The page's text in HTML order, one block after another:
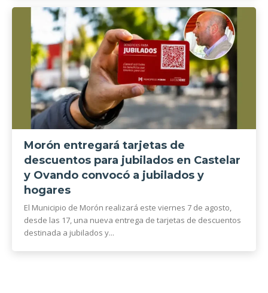
Morón entregará tarjetas de
descuentos para jubilados en Castelar
y Ovando convocó a jubilados y
hogares
El Municipio de Morón realizará este viernes 7 de agosto,
desde las 17, una nueva entrega de tarjetas de descuentos
destinada a jubilados y...